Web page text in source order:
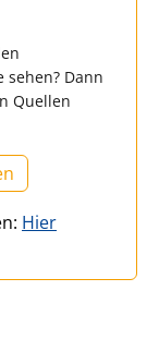
Dann
Quellen
Hier